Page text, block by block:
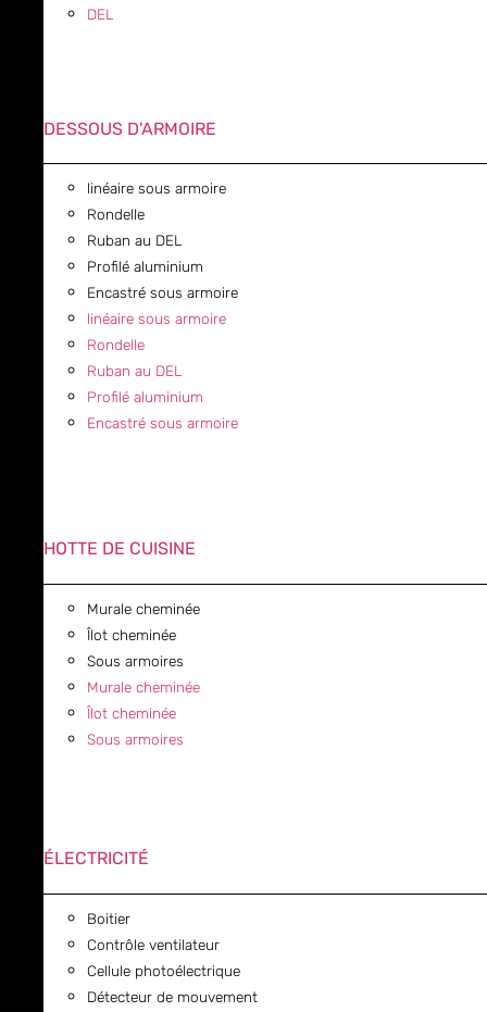
DEL
DESSOUS D'ARMOIRE
linéaire sous armoire
Rondelle
Ruban au DEL
Profilé aluminium
Encastré sous armoire
linéaire sous armoire
Rondelle
Ruban au DEL
Profilé aluminium
Encastré sous armoire
HOTTE DE CUISINE
Murale cheminée
Îlot cheminée
Sous armoires
Murale cheminée
Îlot cheminée
Sous armoires
ÉLECTRICITÉ
Boitier
Contrôle ventilateur
Cellule photoélectrique
Détecteur de mouvement